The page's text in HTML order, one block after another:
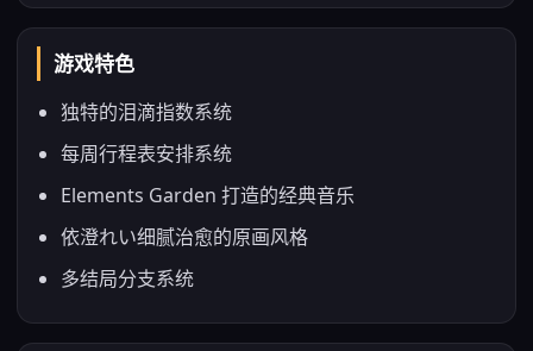
游戏特色
独特的泪滴指数系统
每周行程表安排系统
Elements Garden 打造的经典音乐
依澄れい细腻治愈的原画风格
多结局分支系统